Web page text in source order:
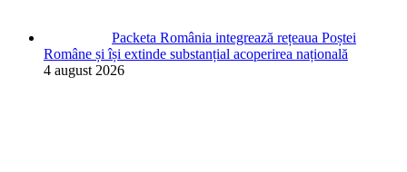
Packeta România integrează rețeaua Poștei
Române și își extinde substanțial acoperirea națională
4 august 2026